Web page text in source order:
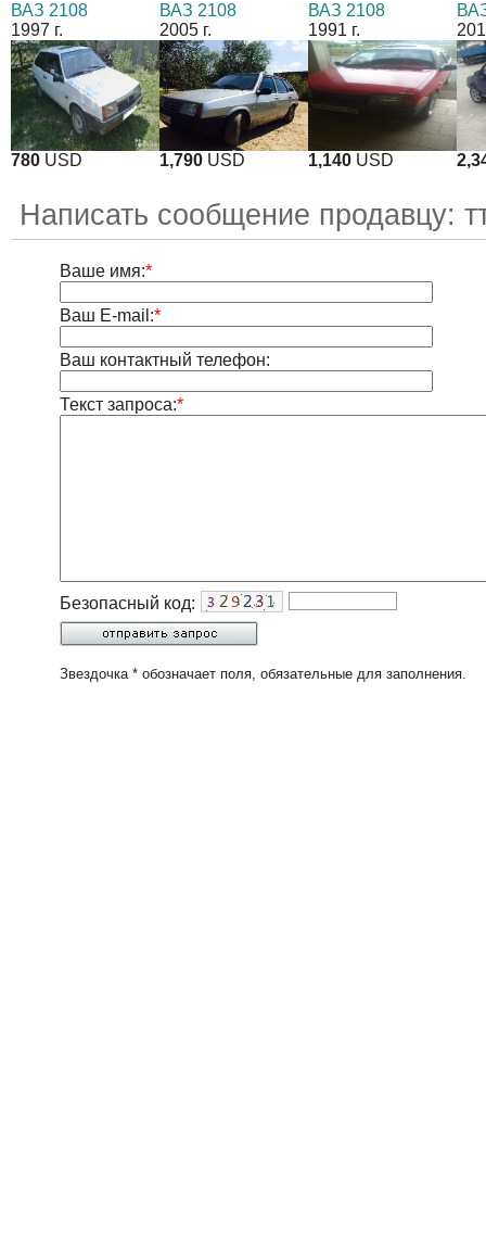
ВАЗ 2108
1997 г.
780 USD
ВАЗ 2108
2005 г.
1,790 USD
ВАЗ 2108
1991 г.
1,140 USD
Написать сообщение продавцу:
Ваше имя:*
Ваш E-mail:*
Ваш контактный телефон:
Текст запроса:*
Безопасный код:
Звездочка * обозначает поля, обязательные для заполнения.